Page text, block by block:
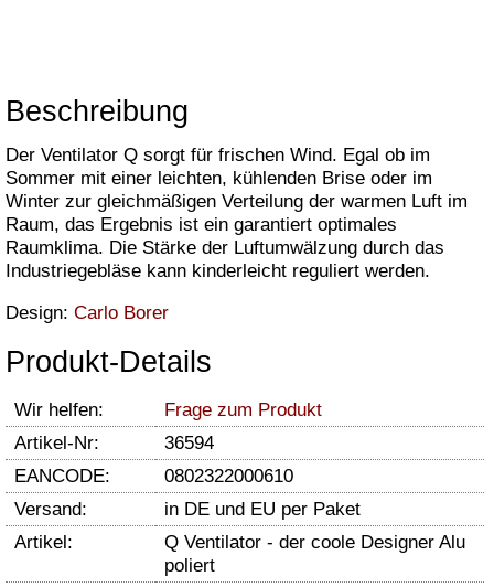
Beschreibung
Der Ventilator Q sorgt für frischen Wind. Egal ob im
Sommer mit einer leichten, kühlenden Brise oder im
Winter zur gleichmäßigen Verteilung der warmen Luft im
Raum, das Ergebnis ist ein garantiert optimales
Raumklima. Die Stärke der Luftumwälzung durch das
Industriegebläse kann kinderleicht reguliert werden.
Design: Carlo Borer
Produkt-Details
Wir helfen:
Frage zum Produkt
Artikel-Nr:
36594
EANCODE:
0802322000610
Versand:
in DE und EU per Paket
Artikel:
Q Ventilator - der coole Designer Alu
poliert